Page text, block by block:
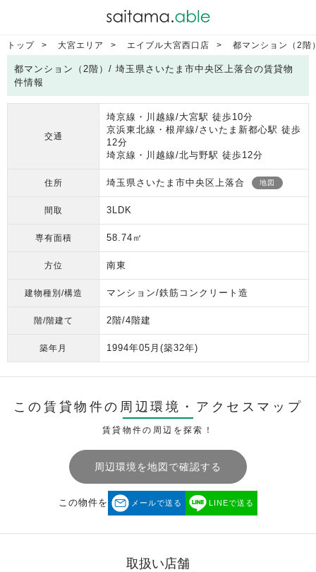
トップ 大宮エリア エイブル大宮西口店 都マンション（2階
都マンション（2階）/ 埼玉県さいたま市中央区上落合の賃貸物
件情報
交通
埼京線・川越線/大宮駅 徒歩10分
京浜東北線・根岸線/さいたま新都心駅 徒歩
12分
埼京線・川越線/北与野駅 徒歩12分
住所 埼玉県さいたま市中央区上落合 地図
間取 3LDK
専有面積 58.74㎡
方位 南東
建物種別/構造 マンション/鉄筋コンクリート造
階/階建て 2階/4階建
築年月 1994年05月 (築32年)
この賃貸物件の周辺環境・ アクセスマップ
賃貸物件の周辺を探索！
周辺環境を地図で確認する
この物件を メールで送る LINEで送る
取扱い店舗